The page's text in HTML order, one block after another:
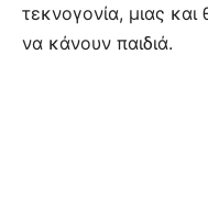
τεκνογονία, μιας και
να κάνουν παιδιά.